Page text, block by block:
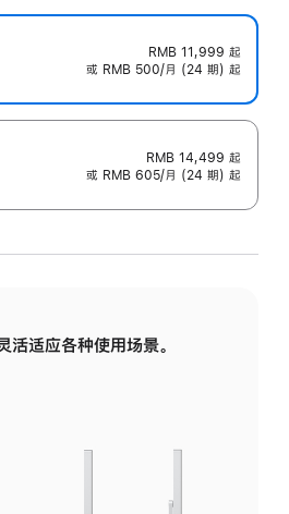
RMB 11,999 起
或 RMB 500/月 (24 期) 起
RMB 14,499 起
或 RMB 605/月 (24 期) 起
活适应各种使用场景。